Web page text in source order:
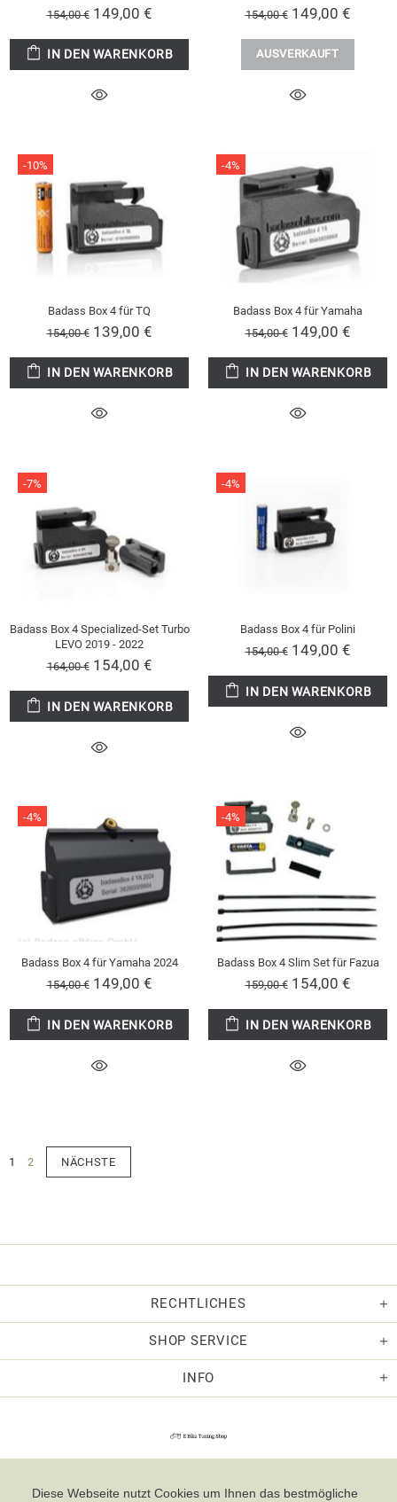
154,00 € 149,00 €
IN DEN WARENKORB
154,00 € 149,00 €
AUSVERKAUFT
-10%
Badass Box 4 für TQ
154,00 € 139,00 €
IN DEN WARENKORB
-4%
Badass Box 4 für Yamaha
154,00 € 149,00 €
IN DEN WARENKORB
-7%
Badass Box 4 Specialized-Set Turbo
LEVO 2019 - 2022
164,00 € 154,00 €
IN DEN WARENKORB
-4%
Badass Box 4 für Polini
154,00 € 149,00 €
IN DEN WARENKORB
-4%
Badass Box 4 für Yamaha 2024
154,00 € 149,00 €
IN DEN WARENKORB
-4%
Badass Box 4 Slim Set für Fazua
159,00 € 154,00 €
IN DEN WARENKORB
1 2 NÄCHSTE
RECHTLICHES
SHOP SERVICE
INFO
Diese Webseite nutzt Cookies um Ihnen das bestmögliche